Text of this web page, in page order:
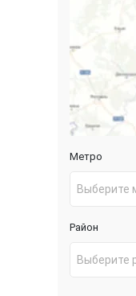
Метро
Выберите
Район
Выберите